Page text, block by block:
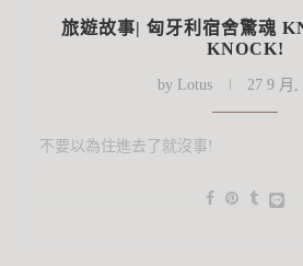
旅遊故事| 匈牙利宿舍驚魂
KNOCK!
by Lotus 27 9 月,
不要以為住進去了就沒事!